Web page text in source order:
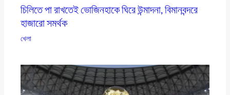
চিলিতে পা রাখতেই ভোজিনহাকে ঘিরে উন্মাদনা, বিমানবন্দরে
হাজারো সমর্থক
খেলা